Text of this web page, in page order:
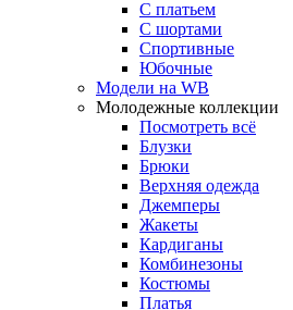
С платьем
С шортами
Спортивные
Юбочные
Модели на WB
Молодежные коллекции
Посмотреть всё
Блузки
Брюки
Верхняя одежда
Джемперы
Жакеты
Кардиганы
Комбинезоны
Костюмы
Платья